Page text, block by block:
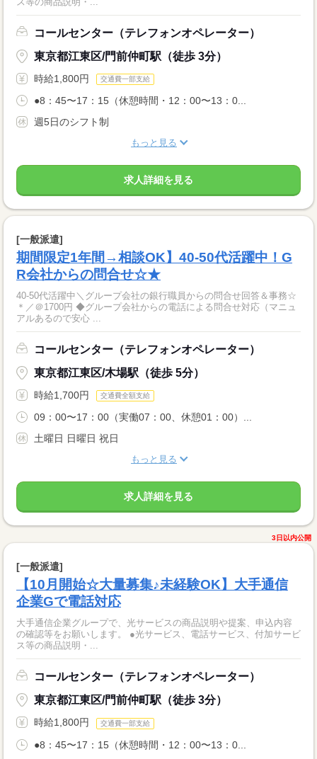
コールセンター（テレフォンオペレーター）
東京都江東区/門前仲町駅（徒歩 3分）
時給1,800円 交通費一部支給
●8：45〜17：15（休憩時間・12：00〜13：0...
週5日のシフト制
もっと見る
求人詳細を見る
[一般派遣]
期間限定1年間→相談OK】40-50代活躍中！G
R会社からの問合せ☆★
40-50代活躍中＼グループ会社の銀行職員からの問合せ回答＆事務☆
＊／＠1700円 ◆グループ会社からの電話による問合せ対応（マニュ
アルあるので安心 ...
コールセンター（テレフォンオペレーター）
東京都江東区/木場駅（徒歩 5分）
時給1,700円 交通費全額支給
09：00〜17：00（実働07：00、休憩01：00）...
土曜日 日曜日 祝日
もっと見る
求人詳細を見る
3日以内公開
[一般派遣]
【10月開始☆大量募集♪未経験OK】大手通信
企業Gで電話対応
大手通信企業グループで、光サービスの商品説明や提案、申込内容
の確認等をお願いします。 ●光サービス、電話サービス、付加サービ
ス等の商品説明・...
コールセンター（テレフォンオペレーター）
東京都江東区/門前仲町駅（徒歩 3分）
時給1,800円 交通費一部支給
●8：45〜17：15（休憩時間・12：00〜13：0...